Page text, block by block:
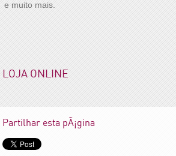
e muito mais.
LOJA ONLINE
Partilhar esta pÃ¡gina